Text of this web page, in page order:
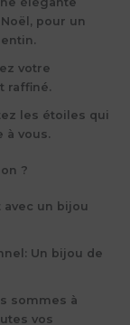
pour un
votre
raffiné.
les étoiles qui
à vous.
?
un bijou
Un bijou de
sommes à
vos